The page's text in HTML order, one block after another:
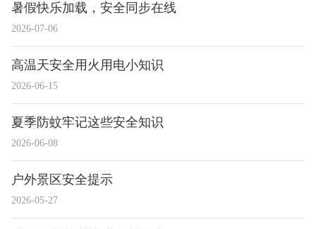
2026-07-06
暑假快乐加载，安全同步在线
2026-06-15
高温天安全用火用电小知识
2026-06-08
夏季防蚊牢记这些安全知识
2026-05-27
户外景区安全提示